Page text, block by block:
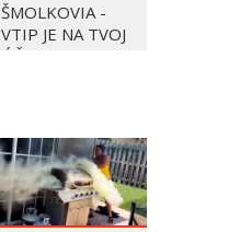
ŠMOLKOVIA -
VTIP JE NA TVOJ
ÚČET